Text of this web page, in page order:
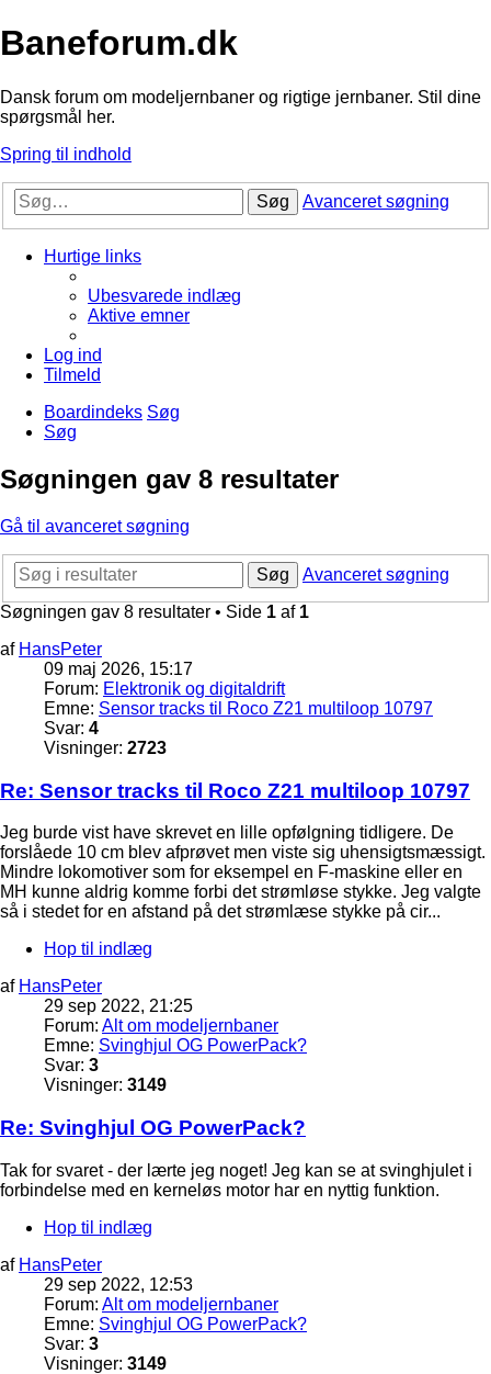
Baneforum.dk
Dansk forum om modeljernbaner og rigtige jernbaner. Stil dine
spørgsmål her.
Spring til indhold
Søg Avanceret søgning
Hurtige links
Ubesvarede indlæg
Aktive emner
Log ind
Tilmeld
Boardindeks Søg
Søg
Søgningen gav 8 resultater
Gå til avanceret søgning
Søg
Avanceret søgning
Søgningen gav 8 resultater • Side 1 af 1
af HansPeter
09 maj 2026, 15:17
Forum: Elektronik og digitaldrift
Emne: Sensor tracks til Roco Z21 multiloop 10797
Svar: 4
Visninger: 2723
Re: Sensor tracks til Roco Z21 multiloop 10797
Jeg burde vist have skrevet en lille opfølgning tidligere. De
forslåede 10 cm blev afprøvet men viste sig uhensigtsmæssigt.
Mindre lokomotiver som for eksempel en F-maskine eller en
MH kunne aldrig komme forbi det strømløse stykke. Jeg valgte
så i stedet for en afstand på det strømlæse stykke på cir...
Hop til indlæg
af HansPeter
29 sep 2022, 21:25
Forum: Alt om modeljernbaner
Emne: Svinghjul OG PowerPack?
Svar: 3
Visninger: 3149
Re: Svinghjul OG PowerPack?
Tak for svaret - der lærte jeg noget! Jeg kan se at svinghjulet i
forbindelse med en kerneløs motor har en nyttig funktion.
Hop til indlæg
af HansPeter
29 sep 2022, 12:53
Forum: Alt om modeljernbaner
Emne: Svinghjul OG PowerPack?
Svar: 3
Visninger: 3149